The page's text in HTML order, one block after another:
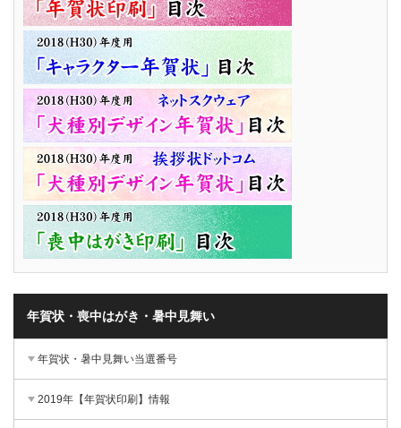
年賀状・喪中はがき・暑中見舞い
年賀状・暑中見舞い当選番号
2019年【年賀状印刷】情報